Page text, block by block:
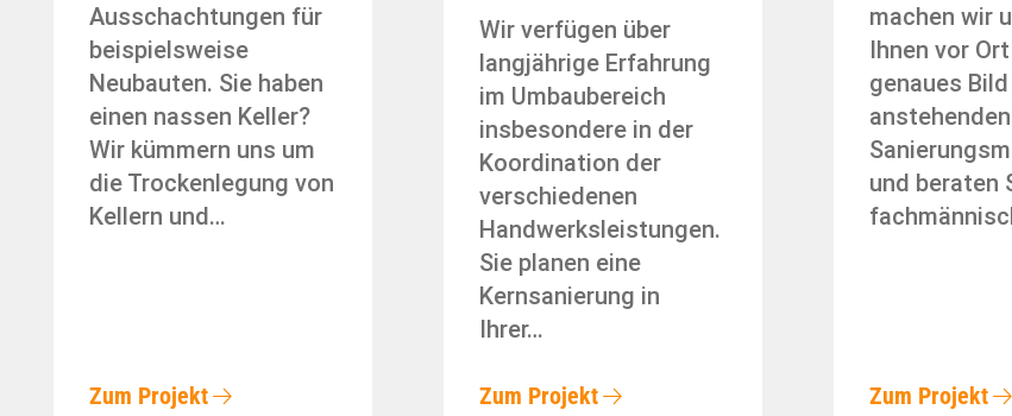
Ausschachtungen für
beispielsweise
Neubauten. Sie haben
einen nassen Keller?
Wir kümmern uns um
die Trockenlegung von
Kellern und…
Zum Projekt
Wir verfügen über
langjährige Erfahrung
im Umbaubereich
insbesondere in der
Koordination der
verschiedenen
Handwerksleistungen.
Sie planen eine
Kernsanierung in
Ihrer…
Zum Projekt
machen wir
Ihnen vor
genaues
anstehenden
und beraten
Zum Projekt